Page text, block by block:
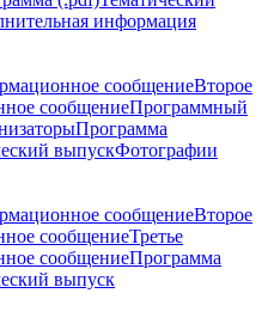
информация
сообщениеВторое
сообщениеПрограммный
Программа
выпускФотографии
сообщениеВторое
сообщениеТретье
сообщениеПрограмма
выпуск